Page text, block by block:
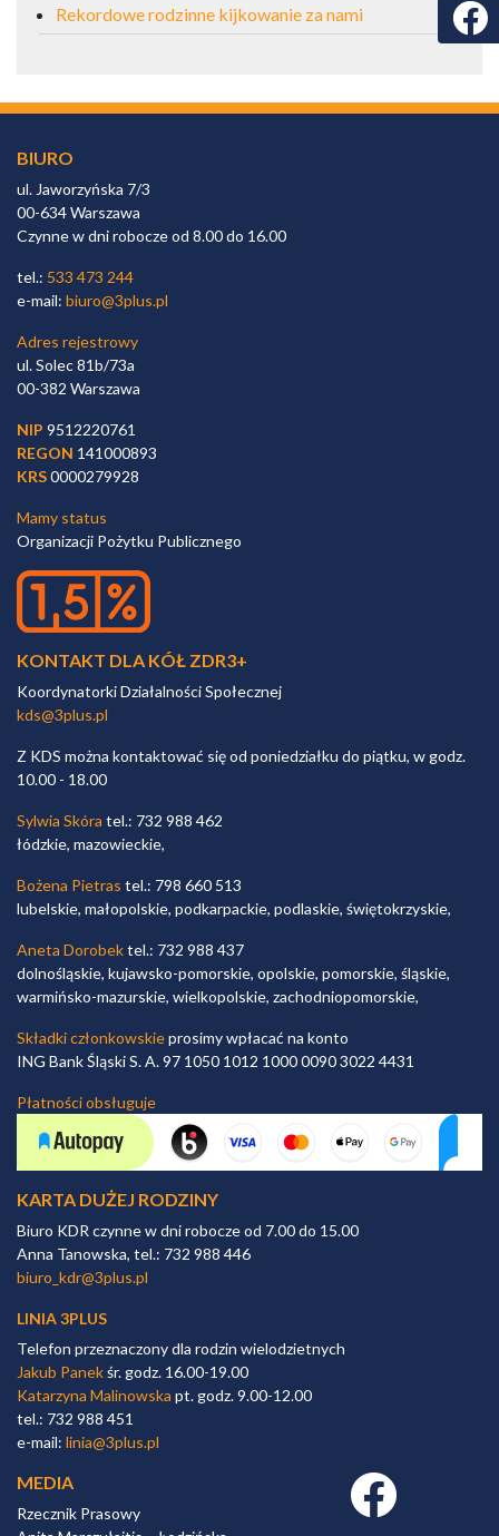
Rekordowe rodzinne kijkowanie za nami
BIURO
ul. Jaworzyńska 7/3
00-634 Warszawa
Czynne w dni robocze od 8.00 do 16.00
tel.: 533 473 244
e-mail: biuro@3plus.pl
Adres rejestrowy
ul. Solec 81b/73a
00-382 Warszawa
NIP 9512220761
REGON 141000893
KRS0000279928
Mamy status
Organizacji Pożytku Publicznego
KONTAKT DLA KÓŁ ZDR3+
Koordynatorki Działalności Społecznej
kds@3plus.pl
Z KDS można kontaktować się od poniedziałku do piątku, w godz.
10.00 - 18.00
Sylwia Skóra tel.: 732 988 462
łódzkie, mazowieckie,
Bożena Pietras tel.: 798 660 513
lubelskie, małopolskie, podkarpackie, podlaskie, świętokrzyskie,
Aneta Dorobektel.: 732 988 437
dolnośląskie, kujawsko-pomorskie, opolskie, pomorskie, śląskie,
warmińsko-mazurskie, wielkopolskie, zachodniopomorskie,
Składki członkowskieprosimy wpłacać na konto
ING Bank Śląski S. A. 97 1050 1012 1000 0090 3022 4431
Płatności obsługuje
KARTA DUŻEJ RODZINY
Biuro KDR czynne w dni robocze od 7.00 do 15.00
Anna Tanowska, tel.: 732 988 446
biuro_kdr@3plus.pl
LINIA 3PLUS
Telefon przeznaczony dla rodzin wielodzietnych
Jakub Panekśr. godz. 16.00-19.00
Katarzyna Malinowska pt. godz. 9.00-12.00
tel.: 732 988 451
e-mail: linia@3plus.pl
MEDIA
Rzecznik Prasowy
Facebook link